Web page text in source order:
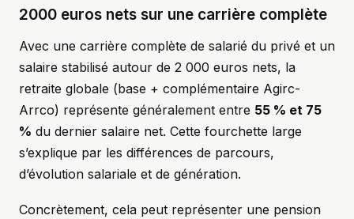
2000 euros nets sur une carrière complète
Avec une carrière complète de salarié du privé et un
salaire stabilisé autour de 2 000 euros nets, la
retraite globale (base + complémentaire Agirc-
Arrco) représente généralement entre 55 % et 75
% du dernier salaire net. Cette fourchette large
s’explique par les différences de parcours,
d’évolution salariale et de génération.
Concrètement, cela peut représenter une pension